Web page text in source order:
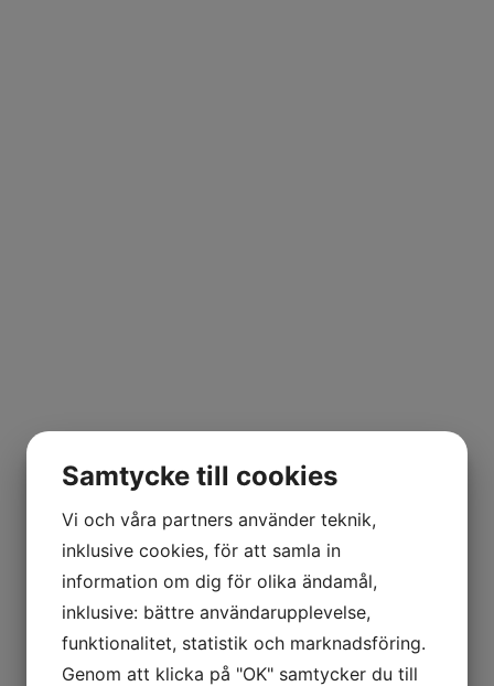
Samtycke till cookies
Vi och våra partners använder teknik,
inklusive cookies, för att samla in
information om dig för olika ändamål,
inklusive: bättre användarupplevelse,
funktionalitet, statistik och marknadsföring.
Genom att klicka på "OK" samtycker du till